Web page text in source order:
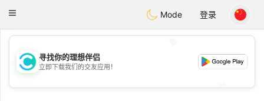
Citas
Toggle
Mode 登录
💖
💕
寻找你的理想伴侣
立即下载我们的交友应用！